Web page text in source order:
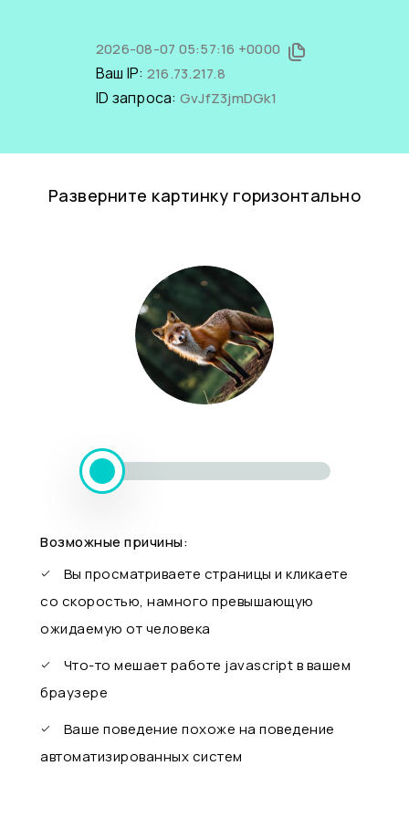
2026-08-07 05:57:16 +0000
Ваш IP: 216.73.217.8
ID запроса: GvJfZ3jmDGk1
Разверните картинку горизонтально
Возможные причины:
Вы просматриваете страницы и кликаете
со скоростью, намного превышающую
ожидаемую от человека
Что-то мешает работе javascript в вашем
браузере
Ваше поведение похоже на поведение
автоматизированных систем